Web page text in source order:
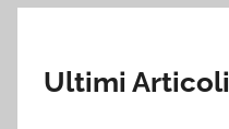
Ultimi Articoli